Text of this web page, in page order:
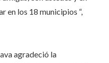
en los 18 municipios “,
agradeció la